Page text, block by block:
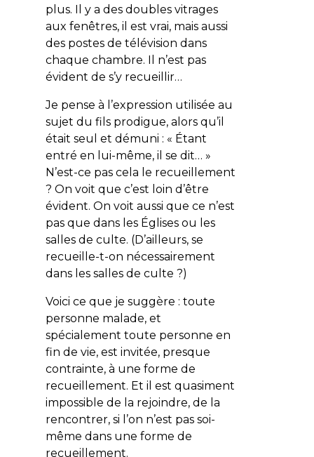
plus. Il y a des doubles vitrages
aux fenêtres, il est vrai, mais aussi
des postes de télévision dans
chaque chambre. Il n’est pas
évident de s’y recueillir…
Je pense à l’expression utilisée au
sujet du fils prodigue, alors qu’il
était seul et démuni : « Étant
entré en lui-même, il se dit… »
N’est-ce pas cela le recueillement
? On voit que c’est loin d’être
évident. On voit aussi que ce n’est
pas que dans les Églises ou les
salles de culte. (D’ailleurs, se
recueille-t-on nécessairement
dans les salles de culte ?)
Voici ce que je suggère : toute
personne malade, et
spécialement toute personne en
fin de vie, est invitée, presque
contrainte, à une forme de
recueillement. Et il est quasiment
impossible de la rejoindre, de la
rencontrer, si l’on n’est pas soi-
même dans une forme de
recueillement.